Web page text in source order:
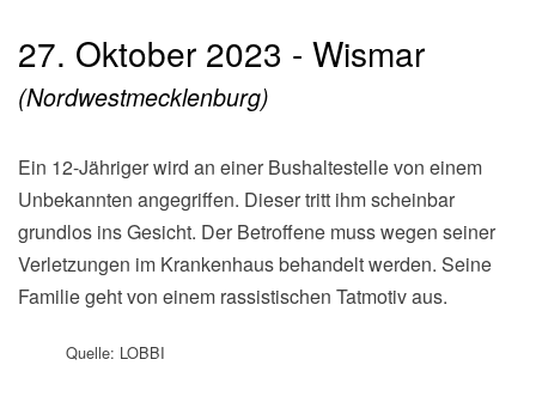
27. Oktober 2023 - Wismar
(Nordwestmecklenburg)
Ein 12-Jähriger wird an einer Bushaltestelle von einem
Unbekannten angegriffen. Dieser tritt ihm scheinbar
grundlos ins Gesicht. Der Betroffene muss wegen seiner
Verletzungen im Krankenhaus behandelt werden. Seine
Familie geht von einem rassistischen Tatmotiv aus.
Quelle: LOBBI